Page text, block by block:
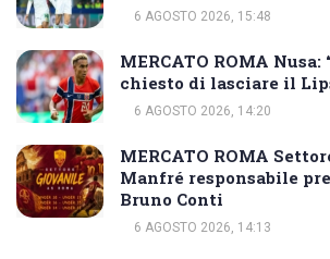
6 AGOSTO 2026, 15:48
MERCATO ROMA Nusa:
chiesto di lasciare il
6 AGOSTO 2026, 14:20
MERCATO ROMA
Manfré responsabile
Bruno Conti
6 AGOSTO 2026, 14:13